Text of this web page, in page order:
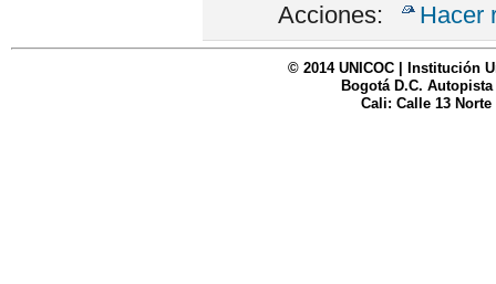
Acciones: Hacer
© 2014 UNICOC | Institución
Bogotá D.C. Autopista
Cali: Calle 13 Norte